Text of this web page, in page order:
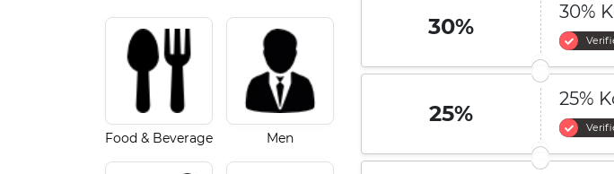
30%
30%
25%
25%
Food & Beverage Men